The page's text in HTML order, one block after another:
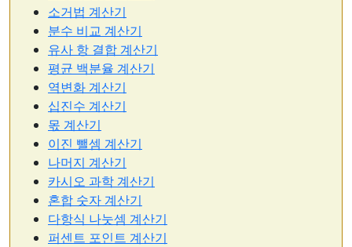
소거법 계산기
분수 비교 계산기
유사 항 결합 계산기
평균 백분율 계산기
역변화 계산기
십진수 계산기
몫 계산기
이진 뺄셈 계산기
나머지 계산기
카시오 과학 계산기
혼합 숫자 계산기
다항식 나눗셈 계산기
퍼센트 포인트 계산기